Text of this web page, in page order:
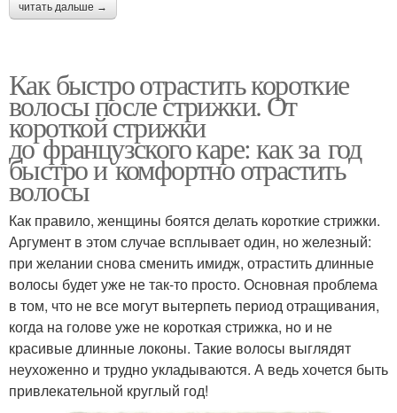
читать дальше →
Как быстро отрастить короткие
волосы после стрижки. От
короткой стрижки
до французского каре: как за год
быстро и комфортно отрастить
волосы
Как правило, женщины боятся делать короткие стрижки.
Аргумент в этом случае всплывает один, но железный:
при желании снова сменить имидж, отрастить длинные
волосы будет уже не так-то просто. Основная проблема
в том, что не все могут вытерпеть период отращивания,
когда на голове уже не короткая стрижка, но и не
красивые длинные локоны. Такие волосы выглядят
неухоженно и трудно укладываются. А ведь хочется быть
привлекательной круглый год!